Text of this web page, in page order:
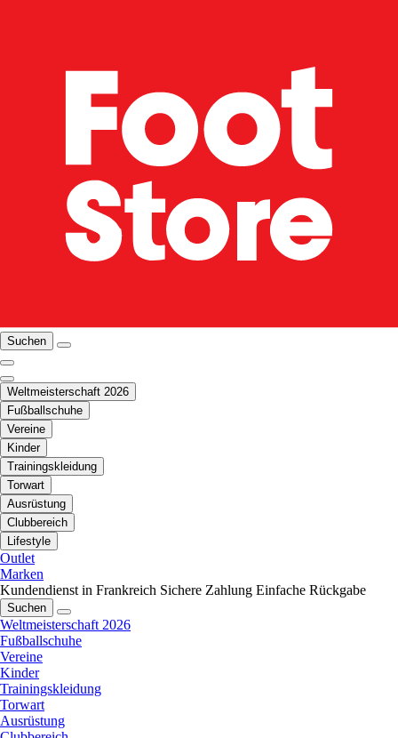
Suchen
Weltmeisterschaft 2026
Fußballschuhe
Vereine
Kinder
Trainingskleidung
Torwart
Ausrüstung
Clubbereich
Lifestyle
Outlet
Marken
Kundendienst in Frankreich Sichere Zahlung Einfache Rückgabe
Suchen
Weltmeisterschaft 2026
Fußballschuhe
Vereine
Kinder
Trainingskleidung
Torwart
Ausrüstung